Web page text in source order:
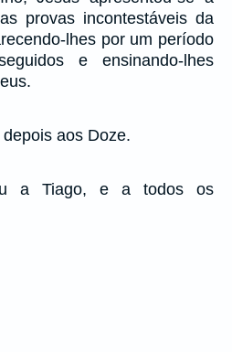
provas incontestáveis da
lhes por um período
e ensinando-lhes
aos Doze.
a Tiago, e a todos os